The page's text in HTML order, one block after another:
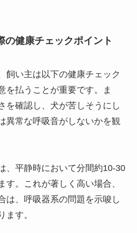
の健康チェックポイント
飼い主は以下の健康チェック
を払うことが重要です。ま
を確認し、犬が苦しそうにし
異常な呼吸音がしないかを観
、平静時において分間約10-30
す。これが著しく高い場合、
は、呼吸器系の問題を示唆し
ます。